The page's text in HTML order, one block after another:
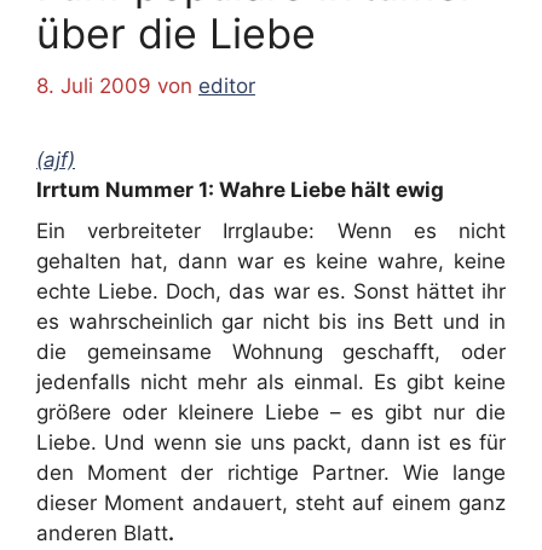
über die Liebe
8. Juli 2009 von editor
(ajf)
Irrtum Nummer 1: Wahre Liebe hält ewig
Ein verbreiteter Irrglaube: Wenn es nicht
gehalten hat, dann war es keine wahre, keine
echte Liebe. Doch, das war es. Sonst hättet ihr
es wahrscheinlich gar nicht bis ins Bett und in
die gemeinsame Wohnung geschafft, oder
jedenfalls nicht mehr als einmal. Es gibt keine
größere oder kleinere Liebe – es gibt nur die
Liebe. Und wenn sie uns packt, dann ist es für
den Moment der richtige Partner. Wie lange
dieser Moment andauert, steht auf einem ganz
anderen Blatt.